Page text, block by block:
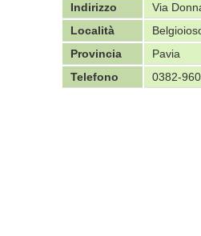
Indirizzo
Via
Località
Provincia
Pavia
Telefono
0382-